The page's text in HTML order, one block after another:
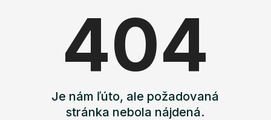
404
Je nám ľúto, ale požadovaná
stránka nebola nájdená.